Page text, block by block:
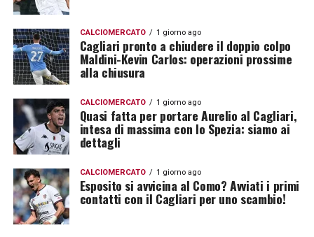
CALCIOMERCATO 1 giorno ago
Cagliari pronto a chiudere il doppio colpo
Maldini-Kevin Carlos: operazioni prossime
alla chiusura
CALCIOMERCATO 1 giorno ago
Quasi fatta per portare Aurelio al Cagliari,
intesa di massima con lo Spezia: siamo ai
dettagli
CALCIOMERCATO 1 giorno ago
Esposito si avvicina al Como? Avviati i primi
contatti con il Cagliari per uno scambio!